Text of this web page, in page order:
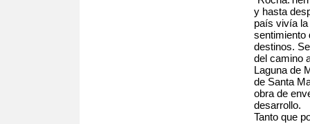
y hasta
país vivía la
sentimiento
destinos.
del camino
Laguna de
de Santa
obra de
desarrollo.
Tanto que